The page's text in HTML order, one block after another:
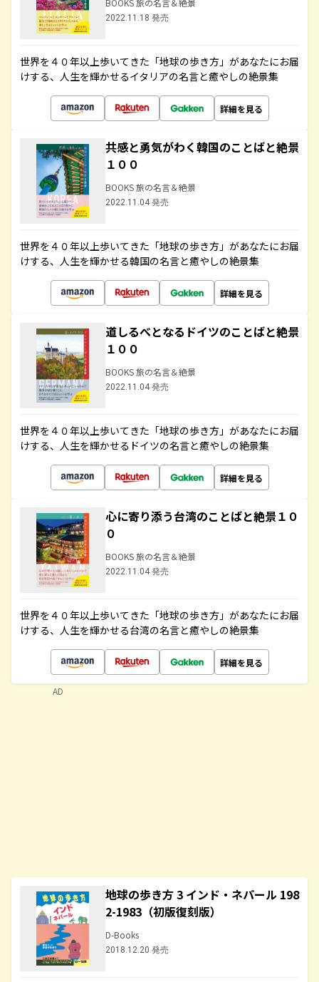
BOOKS 旅の名言＆絶景
2022.11.18 発売
世界を４０年以上歩いてきた「地球の歩き方」があなたにお届
けする、人生を輝かせるイタリアの名言と癒やしの絶景集
詳細を見る
共感と勇気がわく韓国のことばと絶景
１００
BOOKS 旅の名言＆絶景
2022.11.04 発売
世界を４０年以上歩いてきた「地球の歩き方」があなたにお届
けする、人生を輝かせる韓国の名言と癒やしの絶景集
詳細を見る
道しるべとなるドイツのことばと絶景
１００
BOOKS 旅の名言＆絶景
2022.11.04 発売
世界を４０年以上歩いてきた「地球の歩き方」があなたにお届
けする、人生を輝かせるドイツの名言と癒やしの絶景集
詳細を見る
心に寄り添う台湾のことばと絶景１０
０
BOOKS 旅の名言＆絶景
2022.11.04 発売
世界を４０年以上歩いてきた「地球の歩き方」があなたにお届
けする、人生を輝かせる台湾の名言と癒やしの絶景集
詳細を見る
地球の歩き方 3 インド・ネパール 198
2-1983（初版復刻版）
D-Books
2018.12.20 発売
AD